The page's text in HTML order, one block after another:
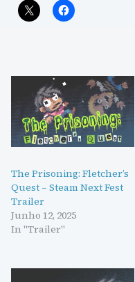
The Prisoning: Fletcher’s
Quest – Steam Next Fest
Trailer
Junho 12, 2025
In "Trailer"